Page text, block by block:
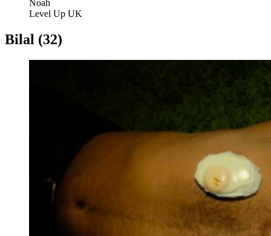
Noah
Level Up UK
Bilal (32)